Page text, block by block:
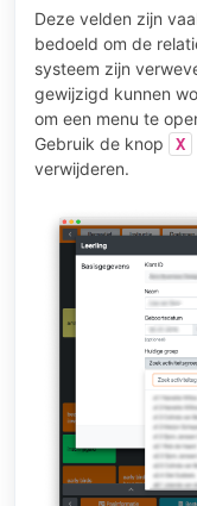
Deze velden zijn
bedoeld om de
systeem zijn
gewijzigd kunnen
om een menu te
Gebruik de knop
X
verwijderen.